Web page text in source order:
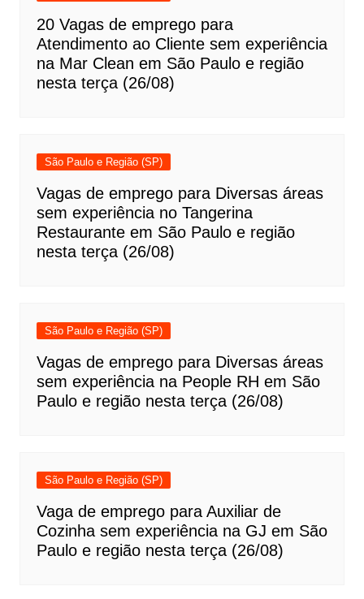
20 Vagas de emprego para
Atendimento ao Cliente sem experiência
na Mar Clean em São Paulo e região
nesta terça (26/08)
São Paulo e Região (SP)
Vagas de emprego para Diversas áreas
sem experiência no Tangerina
Restaurante em São Paulo e região
nesta terça (26/08)
São Paulo e Região (SP)
Vagas de emprego para Diversas áreas
sem experiência na People RH em São
Paulo e região nesta terça (26/08)
São Paulo e Região (SP)
Vaga de emprego para Auxiliar de
Cozinha sem experiência na GJ em São
Paulo e região nesta terça (26/08)